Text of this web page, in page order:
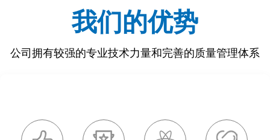
我们的优势
公司拥有较强的专业技术力量和完善的质量管理体系